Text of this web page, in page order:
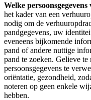
Welke
het kader van een
nodig om de
pandgegevens, uw
eveneens bijkomende
pand of andere nuttige
pand te zoeken. Gelieve
persoonsgegevens te
oriëntatie, gezondheid,
noteren op geen enkele
hebben.